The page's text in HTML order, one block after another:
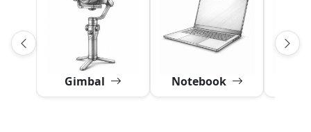
Gimbal Notebook